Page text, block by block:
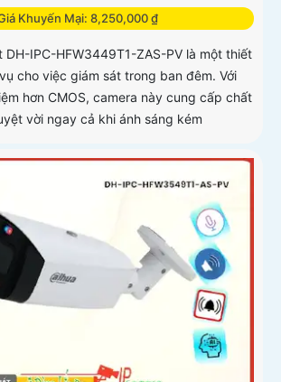
Khuyến Mại: 8,250,000 ₫
DH-IPC-HFW3449T1-ZAS-PV là một thiết
cho việc giám sát trong ban đêm. Với
hơn CMOS, camera này cung cấp chất
vời ngay cả khi ánh sáng kém